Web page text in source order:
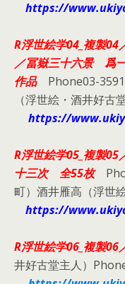
https://
R浮世絵学04_複製
／冨嶽三十六景 爲
作品Phone03-3591-
（浮世絵・酒井好古
https://
R浮世絵学05_複製
十三次 全55枚
町）酒井雁高（浮世
https://
R浮世絵学06_複製06
井好古堂主人）